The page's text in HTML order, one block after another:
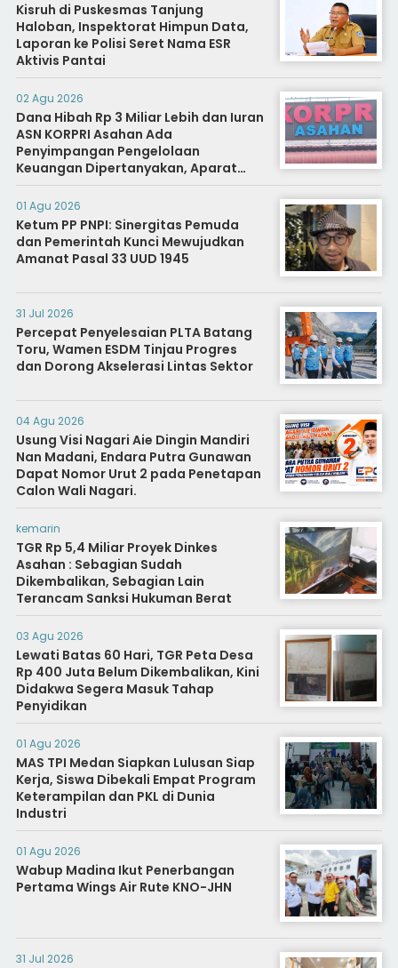
Kisruh di Puskesmas Tanjung
Haloban, Inspektorat Himpun Data,
Laporan ke Polisi Seret Nama ESR
Aktivis Pantai
02 Agu 2026
Dana Hibah Rp 3 Miliar Lebih dan Iuran
ASN KORPRI Asahan Ada
Penyimpangan Pengelolaan
Keuangan Dipertanyakan, Aparat
Diminta Segera Usut
01 Agu 2026
Ketum PP PNPI: Sinergitas Pemuda
dan Pemerintah Kunci Mewujudkan
Amanat Pasal 33 UUD 1945
31 Jul 2026
Percepat Penyelesaian PLTA Batang
Toru, Wamen ESDM Tinjau Progres
dan Dorong Akselerasi Lintas Sektor
04 Agu 2026
Usung Visi Nagari Aie Dingin Mandiri
Nan Madani, Endara Putra Gunawan
Dapat Nomor Urut 2 pada Penetapan
Calon Wali Nagari.
kemarin
TGR Rp 5,4 Miliar Proyek Dinkes
Asahan : Sebagian Sudah
Dikembalikan, Sebagian Lain
Terancam Sanksi Hukuman Berat
03 Agu 2026
Lewati Batas 60 Hari, TGR Peta Desa
Rp 400 Juta Belum Dikembalikan, Kini
Didakwa Segera Masuk Tahap
Penyidikan
01 Agu 2026
MAS TPI Medan Siapkan Lulusan Siap
Kerja, Siswa Dibekali Empat Program
Keterampilan dan PKL di Dunia
Industri
01 Agu 2026
Wabup Madina Ikut Penerbangan
Pertama Wings Air Rute KNO-JHN
31 Jul 2026